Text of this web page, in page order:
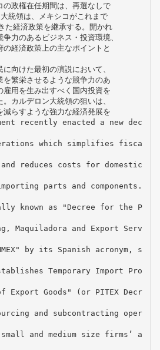
の政権在任期間は、再選なしで
統領は、メキシコがこれまで
た経済政策を継承する。開かれ
力のあるビジネス・投資環境、
経済政策上の主なポイントと
向けた最初の演説において、
繁栄させるような競争力のあ
雇用を生み出すべく国内投資を
カルデロン大統領の狙いは、
減らすような強力な経済発展を
recently enacted a new dec
which simplifies fisca
and reduces costs for domestic
parts and components.
known as "Decree for the P
Maquiladora and Export Serv
by its Spanish acronym, s
Temporary Import Pro
Export Goods" (or PITEX Decr
and subcontracting oper
and medium size firms’ a